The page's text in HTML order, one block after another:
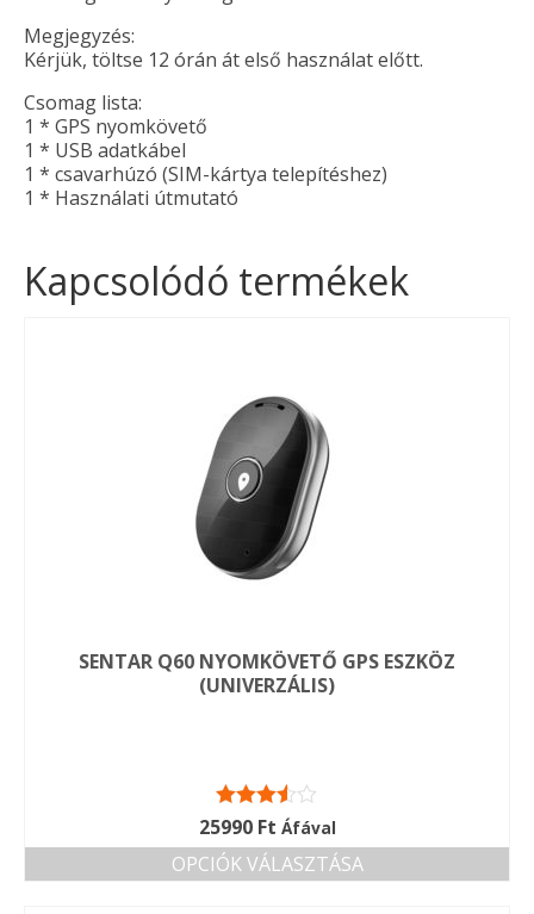
Megjegyzés:
Kérjük, töltse 12 órán át első használat előtt.
Csomag lista:
1 * GPS nyomkövető
1 * USB adatkábel
1 * csavarhúzó (SIM-kártya telepítéshez)
1 * Használati útmutató
Kapcsolódó termékek
SENTAR Q60 NYOMKÖVETŐ GPS ESZKÖZ
(UNIVERZÁLIS)
Értékelés:
25990 Ft Áfával
OPCIÓK VÁLASZTÁSA